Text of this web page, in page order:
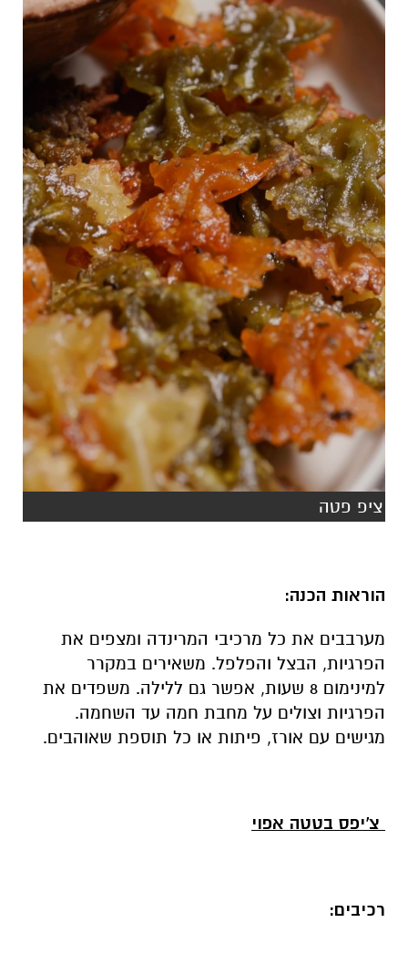
ציפ פטה
הוראות הכנה:
מערבבים את כל מרכיבי המרינדה ומצפים את
הפרגיות, הבצל והפלפל. משאירים במקרר
למינימום 8 שעות, אפשר גם ללילה. משפדים את
הפרגיות וצולים על מחבת חמה עד השחמה.
מגישים עם אורז, פיתות או כל תוספת שאוהבים.
צ'יפס בטטה אפוי
רכיבים: